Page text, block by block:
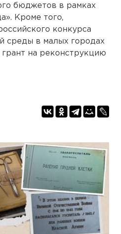
бюджетов в рамках
Кроме того,
конкурса
среды в малых городах
грант на реконструкцию